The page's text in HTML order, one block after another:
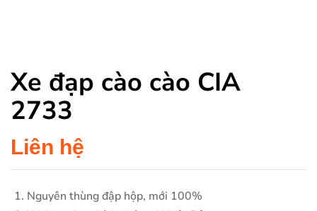
Xe đạp cào cào CIA
2733
Liên hệ
Nguyên thùng đập hộp, mới 100%